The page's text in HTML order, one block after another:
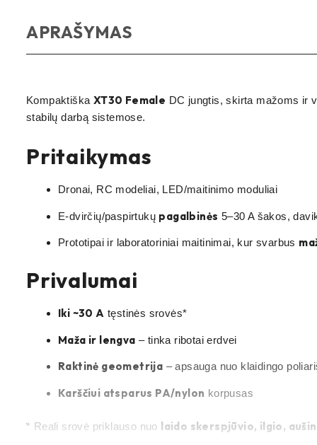
APRAŠYMAS
Kompaktiška XT30 Female DC jungtis, skirta mažoms ir
stabilų darbą sistemose.
Pritaikymas
Dronai, RC modeliai, LED/maitinimo moduliai
E-dvirčių/paspirtukų pagalbinės 5–30 A šakos,
Prototipai ir laboratoriniai maitinimai, kur svarbus
Privalumai
Iki ~30 A tęstinės srovės*
Maža ir lengva – tinka ribotai erdvei
Raktinė geometrija – apsauga nuo klaidingo
Karščiui atsparus PA/nylon korpusas
* Reali srovė priklauso nuo laido skerspjūvio, ilgio,